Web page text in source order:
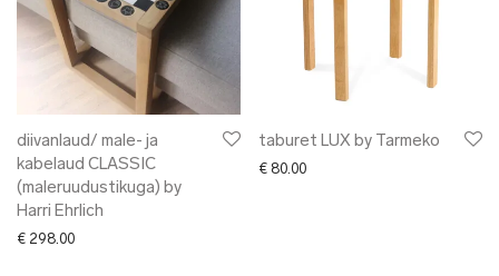
diivanlaud/ male- ja
kabelaud CLASSIC
(maleruudustikuga) by
Harri Ehrlich
€ 298.00
taburet LUX by Tarmeko
€ 80.00